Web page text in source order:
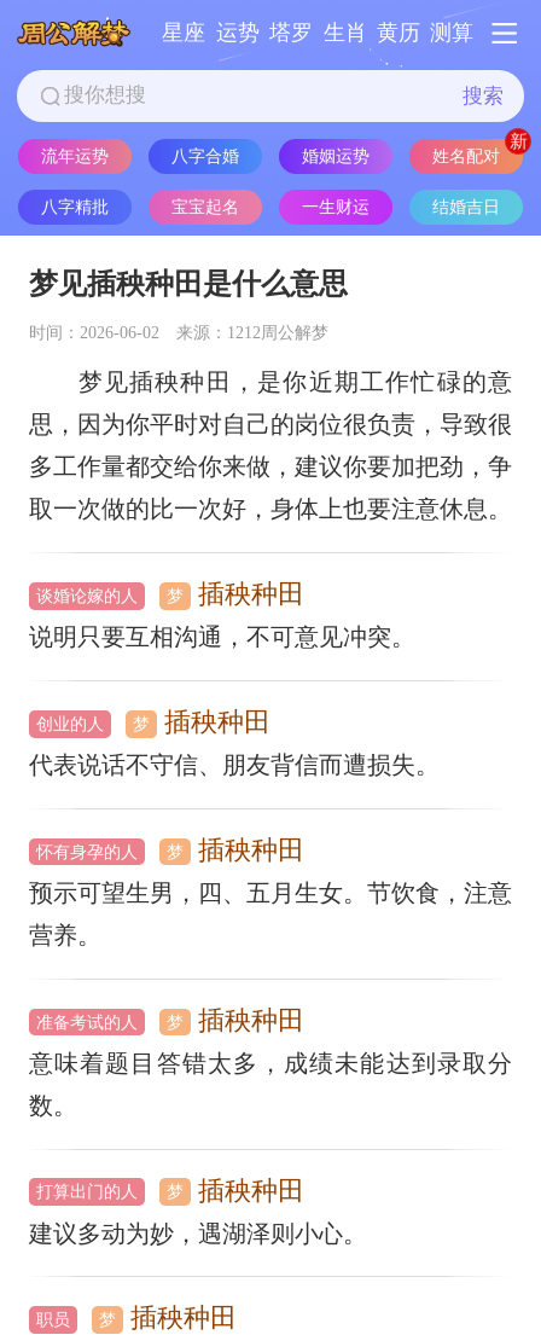
星座 运势 塔罗 生肖 黄历 测算
搜索
流年运势 八字合婚 婚姻运势 姓名配对
八字精批 宝宝起名 一生财运 结婚吉日
梦见插秧种田是什么意思
时间：2026-06-02 来源：1212周公解梦
梦见插秧种田，是你近期工作忙碌的意
思，因为你平时对自己的岗位很负责，导致很
多工作量都交给你来做，建议你要加把劲，争
取一次做的比一次好，身体上也要注意休息。
谈婚论嫁的人 梦 插秧种田
说明只要互相沟通，不可意见冲突。
创业的人 梦 插秧种田
代表说话不守信、朋友背信而遭损失。
怀有身孕的人 梦 插秧种田
预示可望生男，四、五月生女。节饮食，注意
营养。
准备考试的人 梦 插秧种田
意味着题目答错太多，成绩未能达到录取分
数。
打算出门的人 梦 插秧种田
建议多动为妙，遇湖泽则小心。
职员 梦 插秧种田